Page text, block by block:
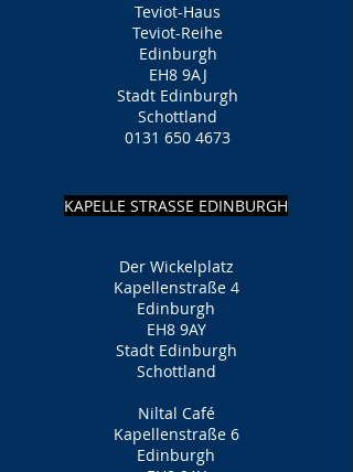
Teviot-Haus
Teviot-Reihe
Edinburgh
EH8 9AJ
Stadt Edinburgh
Schottland
0131 650 4673
KAPELLE STRASSE EDINBURGH
Der Wickelplatz
Kapellenstraße 4
Edinburgh
EH8 9AY
Stadt Edinburgh
Schottland
Niltal Café
Kapellenstraße 6
Edinburgh